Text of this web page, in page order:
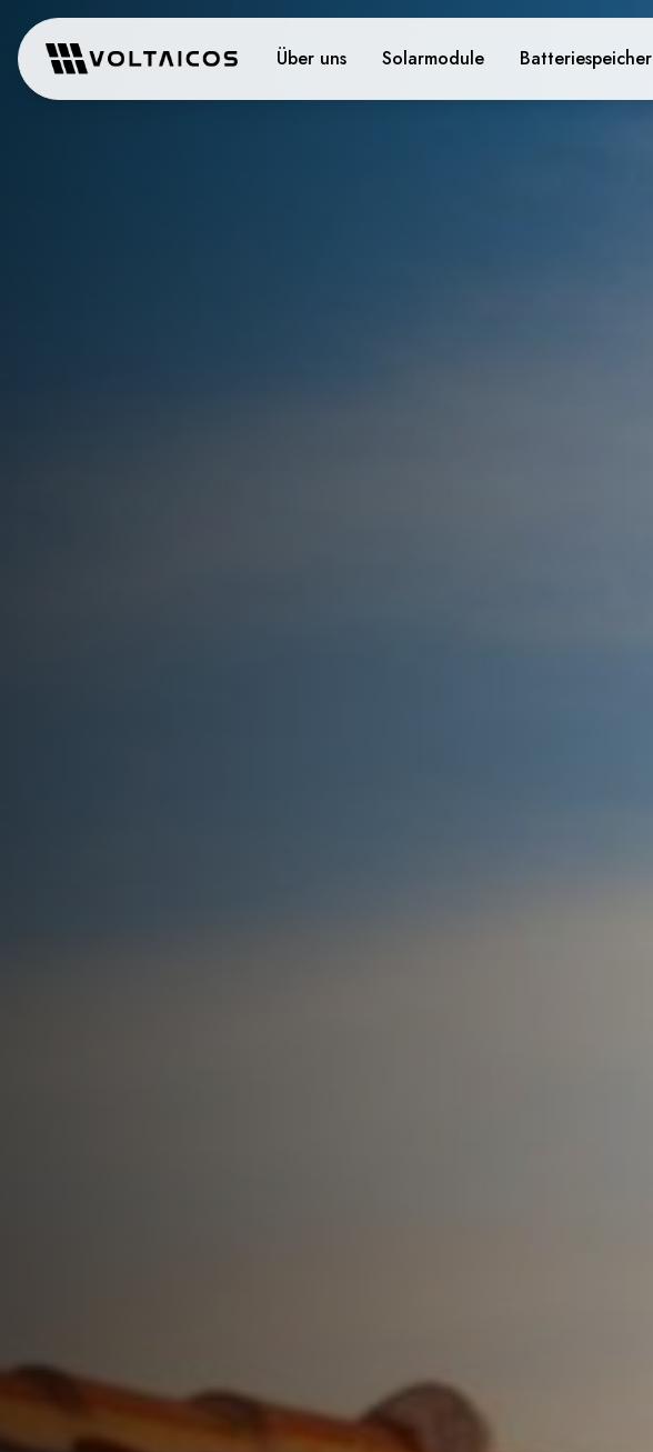
Über uns Solarmodule Batteriespeicher